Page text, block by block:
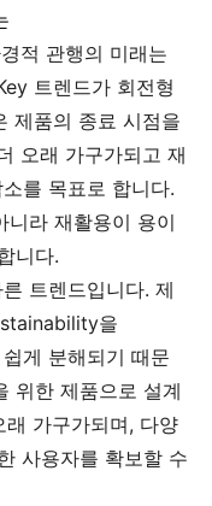
적 관행의 미래는
트렌드가 회전형
제품의 종료 시점을
오래 가구가되고 재
를 목표로 합니다.
니라 재활용이 용이
니다.
트렌드입니다. 제
을
게 분해되기 때문
위한 제품으로 설계
가구가되며, 다양
사용자를 확보할 수